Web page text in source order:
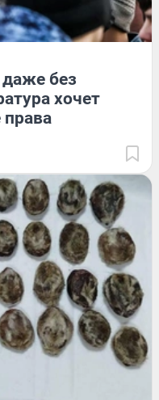
без
хочет